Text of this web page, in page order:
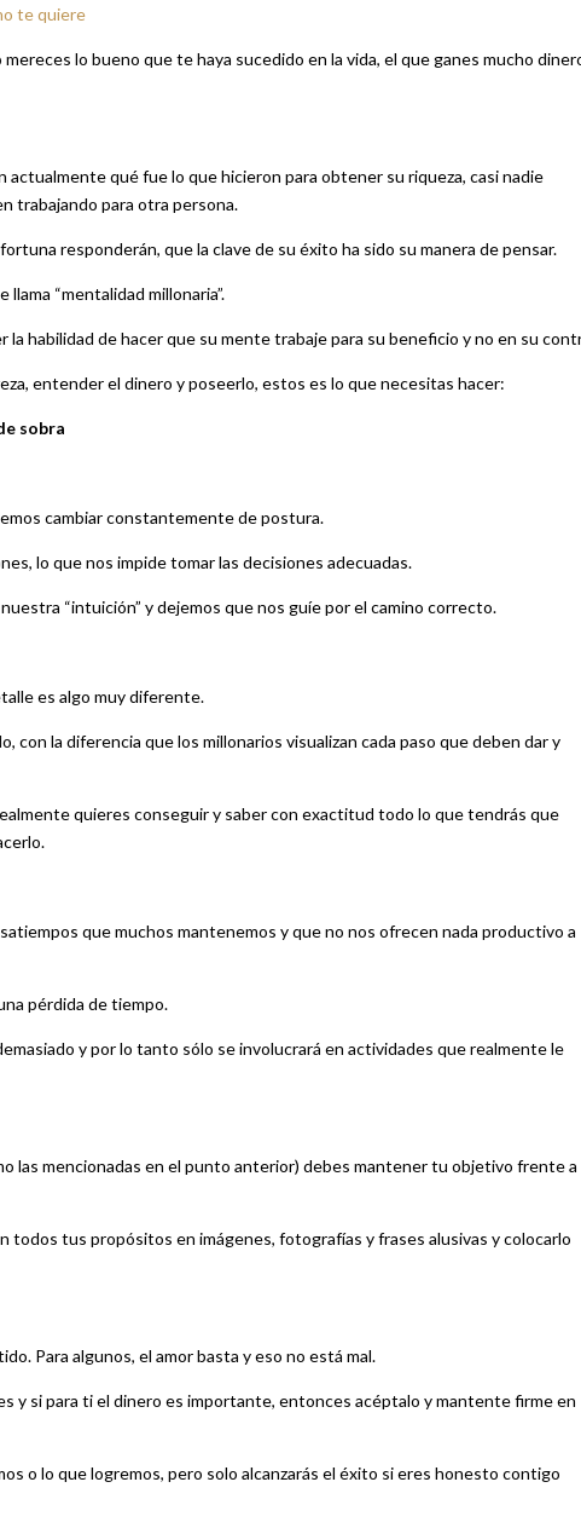
te quiere
lo bueno que te haya sucedido en la vida, el que ganes mucho
actualmente qué fue lo que hicieron para obtener su riqueza, casi nadie
trabajando para otra persona.
responderán, que la clave de su éxito ha sido su manera de pensar.
“mentalidad millonaria”.
habilidad de hacer que su mente trabaje para su beneficio y no en su
entender el dinero y poseerlo, estos es lo que necesitas hacer:
sobra
cambiar constantemente de postura.
lo que nos impide tomar las decisiones adecuadas.
“intuición” y dejemos que nos guíe por el camino correcto.
es algo muy diferente.
con la diferencia que los millonarios visualizan cada paso que deben dar y
quieres conseguir y saber con exactitud todo lo que tendrás que
que muchos mantenemos y que no nos ofrecen nada productivo a
pérdida de tiempo.
y por lo tanto sólo se involucrará en actividades que realmente le
las mencionadas en el punto anterior) debes mantener tu objetivo frente a
todos tus propósitos en imágenes, fotografías y frases alusivas y colocarlo
Para algunos, el amor basta y eso no está mal.
y si para ti el dinero es importante, entonces acéptalo y mantente firme en
o lo que logremos, pero solo alcanzarás el éxito si eres honesto contigo